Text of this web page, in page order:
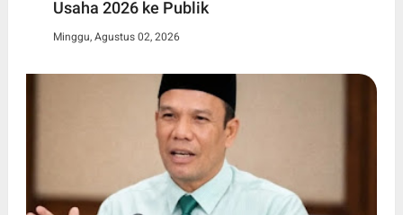
Usaha 2026 ke Publik
Minggu, Agustus 02, 2026